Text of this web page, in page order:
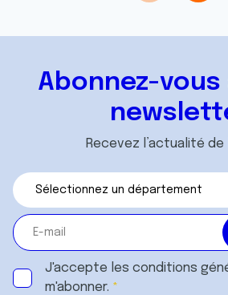
ou qu'ils ont collectées lors de votre
Abonnez-
Recevez l’actualité de
J'accepte les conditions
m'abonner.